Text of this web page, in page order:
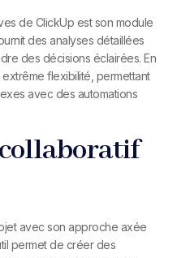
de ClickUp est son module
des analyses détaillées
des décisions éclairées. En
flexibilité, permettant
avec des automations
avec son approche axée
permet de créer des